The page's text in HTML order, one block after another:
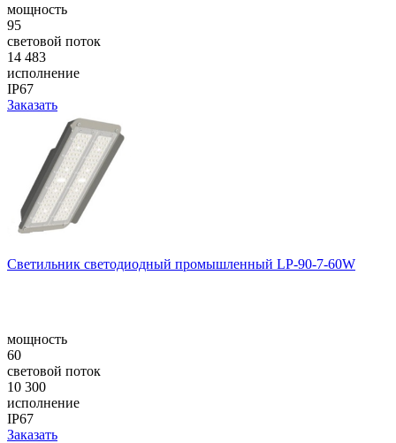
мощность
95
световой поток
14 483
исполнение
IP67
Заказать
Светильник светодиодный промышленный LP-90-7-60W
мощность
60
световой поток
10 300
исполнение
IP67
Заказать